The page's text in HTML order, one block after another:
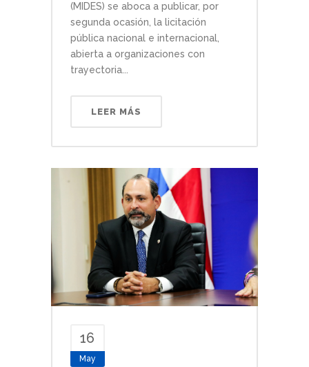
(MIDES) se aboca a publicar, por
segunda ocasión, la licitación
pública nacional e internacional,
abierta a organizaciones con
trayectoria...
LEER MÁS
16
May